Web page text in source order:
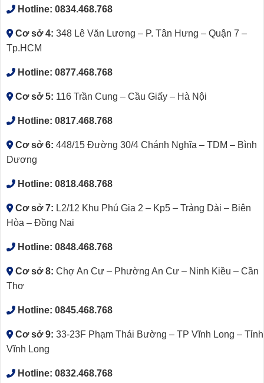
Hotline: 0834.468.768
Cơ sở 4: 348 Lê Văn Lương – P. Tân Hưng – Quận 7 –
Tp.HCM
Hotline: 0877.468.768
Cơ sở 5: 116 Trần Cung – Cầu Giấy – Hà Nội
Hotline: 0817.468.768
Cơ sở 6: 448/15 Đường 30/4 Chánh Nghĩa – TDM – Bình
Dương
Hotline: 0818.468.768
Cơ sở 7: L2/12 Khu Phú Gia 2 – Kp5 – Trảng Dài – Biên
Hòa – Đồng Nai
Hotline: 0848.468.768
Cơ sở 8: Chợ An Cư – Phường An Cư – Ninh Kiều – Cần
Thơ
Hotline: 0845.468.768
Cơ sở 9: 33-23F Phạm Thái Bường – TP Vĩnh Long – Tỉnh
Vĩnh Long
Hotline: 0832.468.768